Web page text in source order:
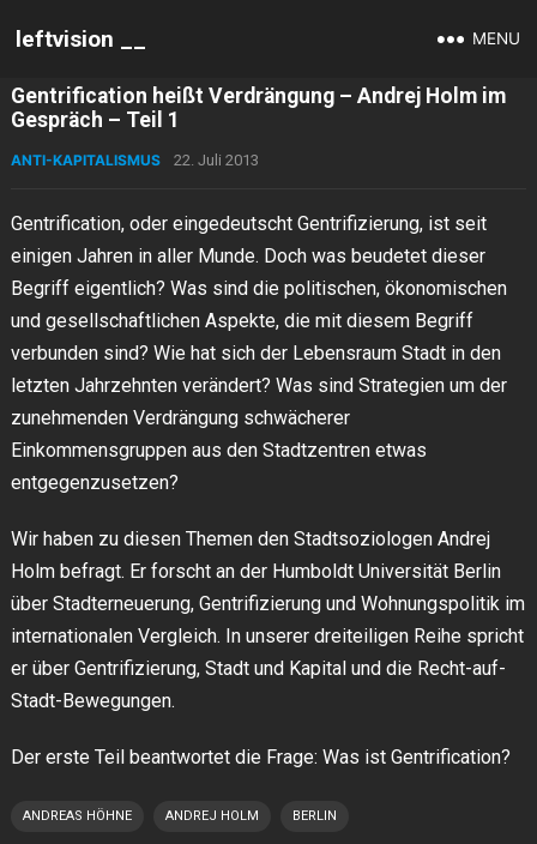
leftvision __ MENU
Gentrification heißt Verdrängung – Andrej Holm im
Gespräch – Teil 1
ANTI-KAPITALISMUS 22. Juli 2013
Gentrification, oder eingedeutscht Gentrifizierung, ist seit
einigen Jahren in aller Munde. Doch was beudetet dieser
Begriff eigentlich? Was sind die politischen, ökonomischen
und gesellschaftlichen Aspekte, die mit diesem Begriff
verbunden sind? Wie hat sich der Lebensraum Stadt in den
letzten Jahrzehnten verändert? Was sind Strategien um der
zunehmenden Verdrängung schwächerer
Einkommensgruppen aus den Stadtzentren etwas
entgegenzusetzen?
Wir haben zu diesen Themen den Stadtsoziologen Andrej
Holm befragt. Er forscht an der Humboldt Universität Berlin
über Stadterneuerung, Gentrifizierung und Wohnungspolitik im
internationalen Vergleich. In unserer dreiteiligen Reihe spricht
er über Gentrifizierung, Stadt und Kapital und die Recht-auf-
Stadt-Bewegungen.
Der erste Teil beantwortet die Frage: Was ist Gentrification?
ANDREAS HÖHNE ANDREJ HOLM BERLIN